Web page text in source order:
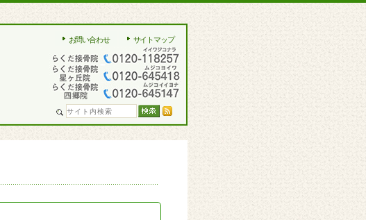
お問い合わせ サイトマップ